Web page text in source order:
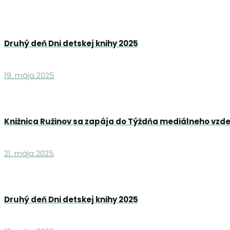
Druhý deň Dni detskej knihy 2025
19. mája 2025
Knižnica Ružinov sa zapája do Týždňa mediálneho
21. mája 2025
Druhý deň Dni detskej knihy 2025